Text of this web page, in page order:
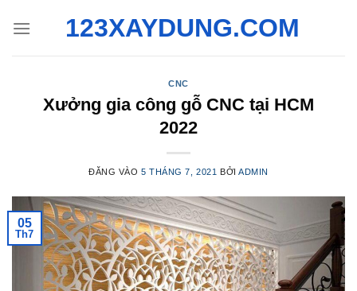
qua
123XAYDUNG.COM
CNC
Xưởng gia công gỗ CNC tại HCM
2022
ĐĂNG VÀO 5 THÁNG 7, 2021 BỞIADMIN
05
Th7